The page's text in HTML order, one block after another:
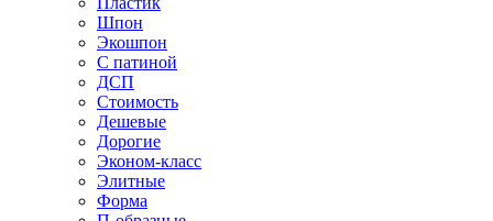
Шпон
Экошпон
С патиной
ДСП
Стоимость
Дешевые
Дорогие
Эконом-класс
Элитные
Форма